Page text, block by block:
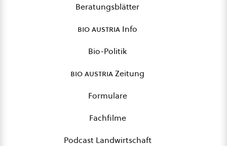
Beratungsblätter
bio austria Info
Bio-Politik
bio austriaZeitung
Formulare
Fachfilme
Podcast Landwirtschaft